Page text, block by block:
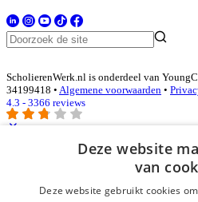
ScholierenWerk.nl is onderdeel van
34199418 • Algemene voorwaarden •
4.3 - 3366 reviews
Inloggen als bedrijf
E-mail*
Deze website
van
Deze website gebruikt cookies